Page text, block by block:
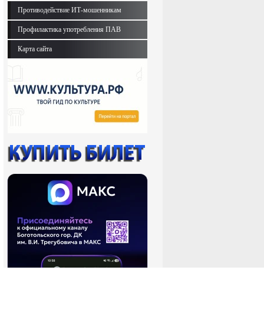
Противодействие ИТ-мошенникам
Профилактика употребления ПАВ
Карта сайта